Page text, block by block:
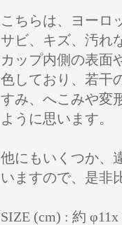
こちらは、ヨーロ
サビ、キズ、汚れ
カップ内側の表面
色しており、若干
すみ、へこみや変
ように思います。
他にもいくつか、
いますので、是非
SIZE (cm) : 約 φ11x